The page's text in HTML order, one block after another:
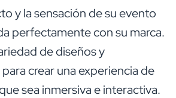
y la sensación de su evento
perfectamente con su marca.
de diseños y
crear una experiencia de
sea inmersiva e interactiva.